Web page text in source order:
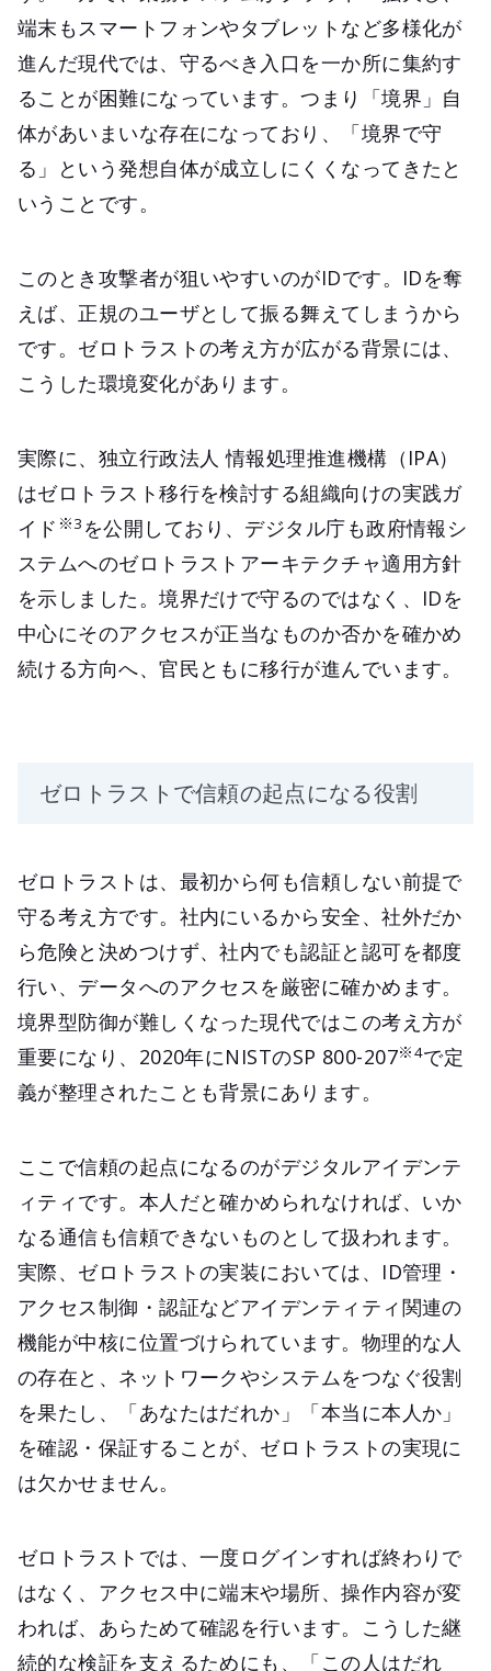
端末もスマートフォンやタブレットなど多様化が
進んだ現代では、守るべき入口を一か所に集約す
ることが困難になっています。つまり「境界」自
体があいまいな存在になっており、「境界で守
る」という発想自体が成立しにくくなってきたと
いうことです。
このとき攻撃者が狙いやすいのがIDです。IDを奪
えば、正規のユーザとして振る舞えてしまうから
です。ゼロトラストの考え方が広がる背景には、
こうした環境変化があります。
実際に、独立行政法人 情報処理推進機構（IPA）
はゼロトラスト移行を検討する組織向けの実践ガ
イド ※3 を公開しており、デジタル庁も政府情報シ
ステムへのゼロトラストアーキテクチャ適用方針
を示しました。境界だけで守るのではなく、IDを
中心にそのアクセスが正当なものか否かを確かめ
続ける方向へ、官民ともに移行が進んでいます。
ゼロトラストで信頼の起点になる役割
ゼロトラストは、最初から何も信頼しない前提で
守る考え方です。社内にいるから安全、社外だか
ら危険と決めつけず、社内でも認証と認可を都度
行い、データへのアクセスを厳密に確かめます。
境界型防御が難しくなった現代ではこの考え方が
重要になり、2020年にNISTのSP 800-207※4で定
義が整理されたことも背景にあります。
ここで信頼の起点になるのがデジタルアイデンテ
ィティです。本人だと確かめられなければ、いか
なる通信も信頼できないものとして扱われます。
実際、ゼロトラストの実装においては、ID管理・
アクセス制御・認証などアイデンティティ関連の
機能が中核に位置づけられています。物理的な人
の存在と、ネットワークやシステムをつなぐ役割
を果たし、「あなたはだれか」「本当に本人か」
を確認・保証することが、ゼロトラストの実現に
は欠かせません。
ゼロトラストでは、一度ログインすれば終わりで
はなく、アクセス中に端末や場所、操作内容が変
われば、あらためて確認を行います。こうした継
続的な検証を支えるためにも、「この人はだれ